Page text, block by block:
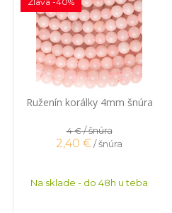
Ruženín korálky 4mm šnúra
4 €/ šnúra
2,40 €/ šnúra
Na sklade - do 48h u teba